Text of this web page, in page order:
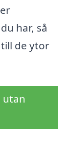
har, så
de ytor
utan